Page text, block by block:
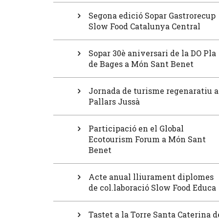
Segona edició Sopar Gastrorecup
Slow Food Catalunya Central
Sopar 30è aniversari de la DO Pla
de Bages a Món Sant Benet
Jornada de turisme regenaratiu
Pallars Jussà
Participació en el Global
Ecotourism Forum a Món Sant
Benet
Acte anual lliurament diplomes
de col.laboració Slow Food Educa
Tastet a la Torre Santa Caterina